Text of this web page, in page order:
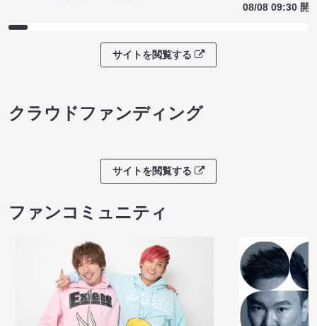
08/08 09:30 開
サイトを閲覧する
クラウドファンディング
サイトを閲覧する
ファンコミュニティ